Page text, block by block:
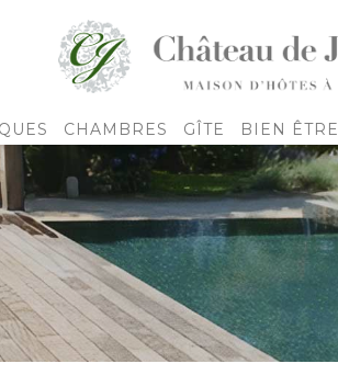
CHAMBRES GÎTE BIEN ÊTRE